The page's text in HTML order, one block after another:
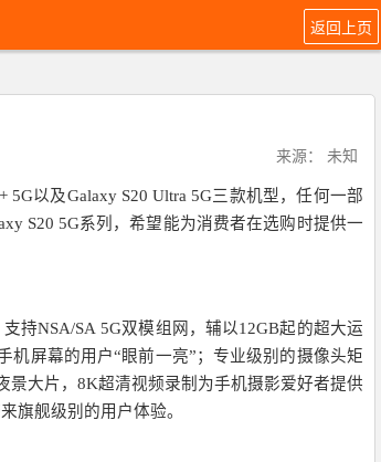
返回上页
来源： 未知
以及Galaxy S20 Ultra 5G三款机型，任何一部
S20 5G系列，希望能为消费者在选购时提供一
持NSA/SA 5G双模组网，辅以12GB起的超大运
屏幕的用户“眼前一亮”；专业级别的摄像头矩
大片，8K超清视频录制为手机摄影爱好者提供
旗舰级别的用户体验。